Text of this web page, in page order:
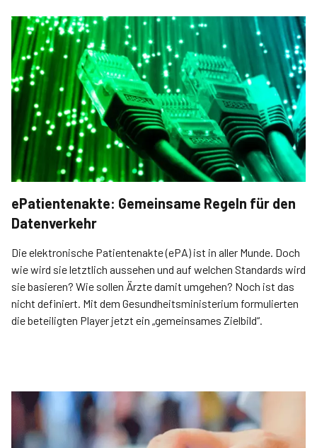
ePatientenakte: Gemeinsame Regeln für den
Datenverkehr
Die elektronische Patientenakte (ePA) ist in aller Munde. Doch
wie wird sie letztlich aussehen und auf welchen Standards wird
sie basieren? Wie sollen Ärzte damit umgehen? Noch ist das
nicht definiert. Mit dem Gesundheitsministerium formulierten
die beteiligten Player jetzt ein „gemeinsames Zielbild“.